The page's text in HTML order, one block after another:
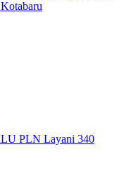
PLN Layani 340